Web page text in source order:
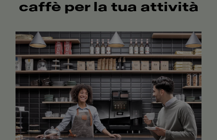
caffè per la tua attività